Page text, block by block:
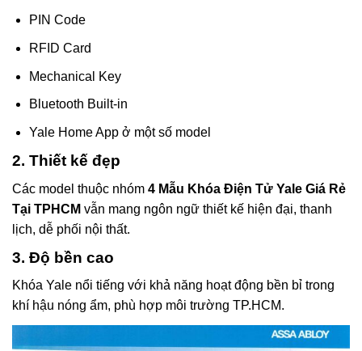
PIN Code
RFID Card
Mechanical Key
Bluetooth Built-in
Yale Home App ở một số model
2. Thiết kế đẹp
Các model thuộc nhóm 4 Mẫu Khóa Điện Tử Yale Giá Rẻ
Tại TPHCM vẫn mang ngôn ngữ thiết kế hiện đại, thanh
lịch, dễ phối nội thất.
3. Độ bền cao
Khóa Yale nổi tiếng với khả năng hoạt động bền bỉ trong
khí hậu nóng ẩm, phù hợp môi trường TP.HCM.